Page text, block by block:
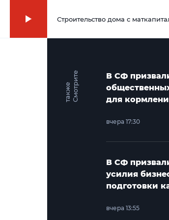
00:00
Строительство дома с
С
м
о
т
р и
т
е
т
а
к
ж
е
В СФ
для
вчера 17:30
В СФ
усилия
подготовки
вчера 13:55